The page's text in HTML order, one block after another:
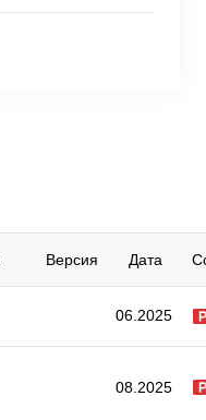
Версия Дата
06.2025
08.2025